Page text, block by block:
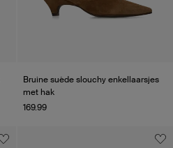
Bruine suède slouchy enkellaarsjes
met hak
169.99